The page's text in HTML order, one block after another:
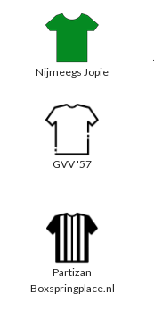
Nijmeegs Jopie
GVV '57
Partizan
Boxspringplace.nl